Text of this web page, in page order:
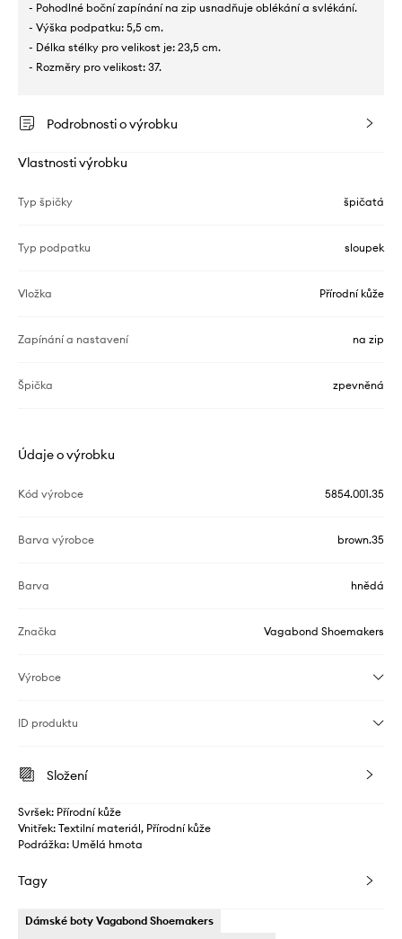
- Pohodlné boční zapínání na zip usnadňuje oblékání a svlékání.
- Výška podpatku: 5,5 cm.
- Délka stélky pro velikost je: 23,5 cm.
- Rozměry pro velikost: 37.
Podrobnosti o výrobku
Vlastnosti výrobku
Typ špičky špičatá
Typ podpatku sloupek
Vložka Přírodní kůže
Zapínání a nastavení na zip
Špička zpevněná
Údaje o výrobku
Kód výrobce 5854.001.35
Barva výrobce brown.35
Barva hnědá
Značka Vagabond Shoemakers
Výrobce
ID produktu
Složení
Svršek: Přírodní kůže
Vnitřek: Textilní materiál, Přírodní kůže
Podrážka: Umělá hmota
Tagy
Dámské boty Vagabond Shoemakers